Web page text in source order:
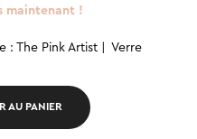
maintenant !
: The Pink Artist Verre
AU PANIER